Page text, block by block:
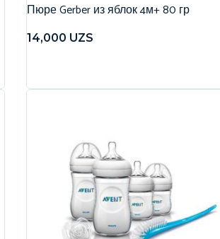
Пюре Gerber из яблок 4м+ 80 гр
14,000 UZS